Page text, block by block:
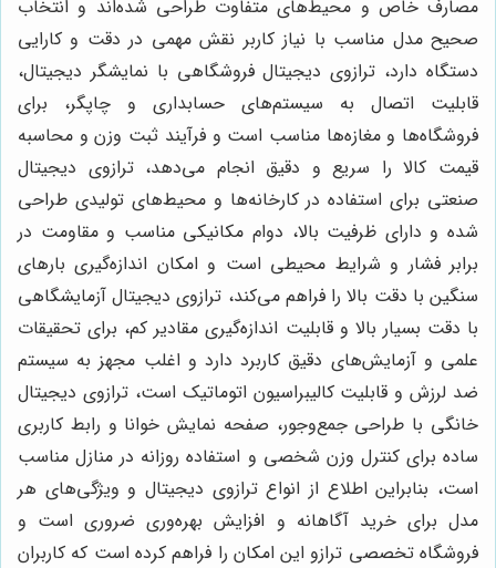
مصارف خاص و محیط‌های متفاوت طراحی شده‌اند و انتخاب
صحیح مدل مناسب با نیاز کاربر نقش مهمی در دقت و کارایی
دستگاه دارد، ترازوی دیجیتال فروشگاهی با نمایشگر دیجیتال،
قابلیت اتصال به سیستم‌های حسابداری و چاپگر، برای
فروشگاه‌ها و مغازه‌ها مناسب است و فرآیند ثبت وزن و محاسبه
قیمت کالا را سریع و دقیق انجام می‌دهد، ترازوی دیجیتال
صنعتی برای استفاده در کارخانه‌ها و محیط‌های تولیدی طراحی
شده و دارای ظرفیت بالا، دوام مکانیکی مناسب و مقاومت در
برابر فشار و شرایط محیطی است و امکان اندازه‌گیری بارهای
سنگین با دقت بالا را فراهم می‌کند، ترازوی دیجیتال آزمایشگاهی
با دقت بسیار بالا و قابلیت اندازه‌گیری مقادیر کم، برای تحقیقات
علمی و آزمایش‌های دقیق کاربرد دارد و اغلب مجهز به سیستم
ضد لرزش و قابلیت کالیبراسیون اتوماتیک است، ترازوی دیجیتال
خانگی با طراحی جمع‌وجور، صفحه نمایش خوانا و رابط کاربری
ساده برای کنترل وزن شخصی و استفاده روزانه در منازل مناسب
است، بنابراین اطلاع از انواع ترازوی دیجیتال و ویژگی‌های هر
مدل برای خرید آگاهانه و افزایش بهره‌وری ضروری است و
فروشگاه تخصصی ترازو این امکان را فراهم کرده است که کاربران